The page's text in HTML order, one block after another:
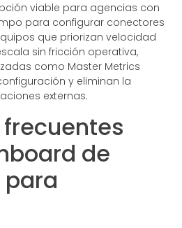
viable para agencias con
para configurar conectores
que priorizan velocidad
sin fricción operativa,
como Master Metrics
y eliminan la
externas.
de